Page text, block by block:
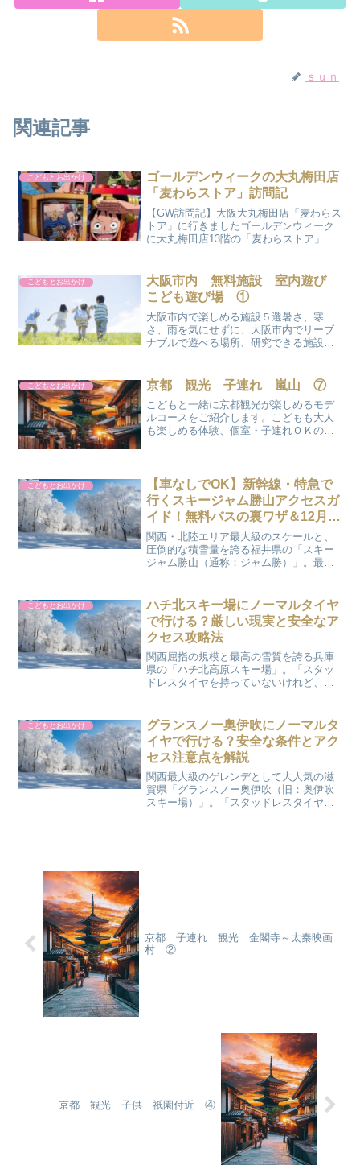
ｓｕｎ
関連記事
こどもとお出かけ
ゴールデンウィークの大丸梅田店
「麦わらストア」訪問記
【GW訪問記】大阪大丸梅田店「麦わらス
トア」に行きましたゴールデンウィーク
に大丸梅田店13階の「麦わらストア」へ
運びました。目的地は大丸梅田店13階。
ここには「ポケモン...
こどもとお出かけ
大阪市内 無料施設 室内遊び
こども遊び場 ①
大阪市内で楽しめる施設５選暑さ、寒
さ、雨を気にせずに、大阪市内でリーブ
ナブルで遊べる場所、研究できる施設を
生200円、大人300円◆アクセス：長居駅
◆◆夏休みイベント：...
こどもとお出かけ 京都 観光 子連れ 嵐山 ⑦
こどもと一緒に京都観光が楽しめるモデ
ルコースをご紹介します。こどもも大人
も楽しめる体験、個室・子連れＯＫのお
こどもとお出かけ
【車なしでOK】新幹線・特急で
行くスキージャム勝山アクセスガ
イド！無料バスの裏ワザ＆12月下
旬の3日間リアル体験レポ
関西・北陸エリア最大級のスケールと、
圧倒的な積雪量を誇る福井県の「スキー
ジャム勝山（通称：ジャム勝）」。最高
運転は怖くて絶対に無理！」と諦めてい
ませんか？結論から言うと...
こどもとお出かけ
ハチ北スキー場にノーマルタイヤ
で行ける？厳しい現実と安全なア
クセス攻略法
関西屈指の規模と最高の雪質を誇る兵庫
県の「ハチ北高原スキー場」。「スタッ
ドレスタイヤを持っていないけれど、ノ
言うと、公式観光協会では「ノーマルタ
イヤでの来場は不可」とされて...
こどもとお出かけ
グランスノー奥伊吹にノーマルタ
イヤで行ける？安全な条件とアク
セス注意点を解説
関西最大級のゲレンデとして大人気の滋
賀県「グランスノー奥伊吹（旧：奥伊吹
スキー場）」。「スタッドレスタイヤを
京都 子連れ 観光 金閣寺～太秦映画
村 ②
京都 観光 子供 祇園付近 ④